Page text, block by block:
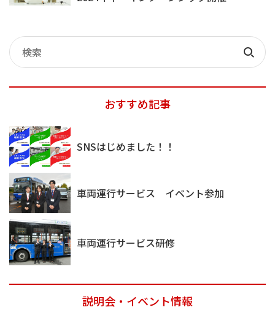
事
検
おすすめ記事
SNSはじめました！！
車両運行サービス イベント参加
車両運行サービス研修
説明会・イベント情報